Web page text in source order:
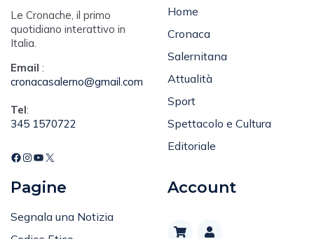
Le Cronache, il primo
quotidiano interattivo in
Italia.
Email :
cronacasalerno@gmail.com
Tel:
345 1570722
Home
Cronaca
Salernitana
Attualità
Sport
Spettacolo e Cultura
Editoriale
Pagine
Segnala una Notizia
Account